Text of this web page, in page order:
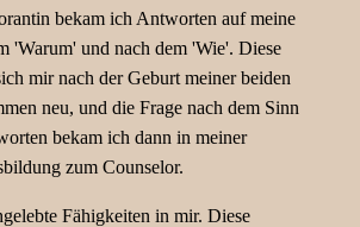
bekam ich Antworten auf meine
'Warum' und nach dem 'Wie'. Diese
mir nach der Geburt meiner beiden
neu, und die Frage nach dem Sinn
bekam ich dann in meiner
zum Counselor.
Fähigkeiten in mir. Diese